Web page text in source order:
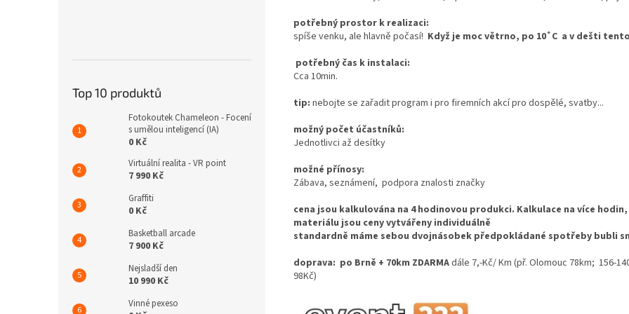
Top 10 produktů
Fotokoutek Chameleon - Focení
s umělou inteligencí (IA)
0 Kč
Virtuální realita - VR point
7 990 Kč
Graffiti
0 Kč
Basketball arcade
7 900 Kč
Nejsladší den
10 990 Kč
Vinné pexeso
potřebný prostor k realizaci:
spíše venku, ale hlavně počasí! Když je moc větrno, po 10˚C a v dešti
potřebný čas k instalaci:
Cca 10min.
tip: nebojte se zařadit program i pro firemních akcí pro dospělé, svatby...
možný počet účastníků:
Jednotlivci až desítky
možné přínosy:
Zábava, seznámení, podpora znalosti značky
cena jsou kalkulována na 4 hodinovou produkci. Kalkulace na více
materiálu jsou ceny vytvářeny individuálně
standardně máme sebou dvojnásobek předpokládané spotřeby bubli
doprava: po Brně + 70km ZDARMAdále 7,-Kč/ Km (př. Olomouc 78km; 156-
98Kč)